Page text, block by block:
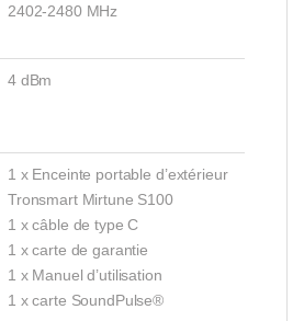
2402-2480 MHz
4 dBm
1 x Enceinte portable d’extérieur
Tronsmart Mirtune S100
1 x câble de type C
1 x carte de garantie
1 x Manuel d’utilisation
1 x carte SoundPulse®